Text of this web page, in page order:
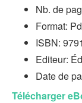
Nb. de
Format:
ISBN:
Editeur:
Date de
Télécharger